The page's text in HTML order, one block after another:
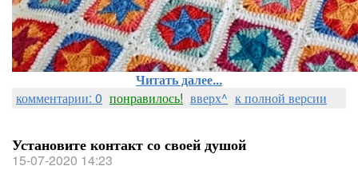
Читать далее...
комментарии: 0 понравилось! вверх^ к полной версии
Установите контакт со своей душой
15-07-2020 14:23